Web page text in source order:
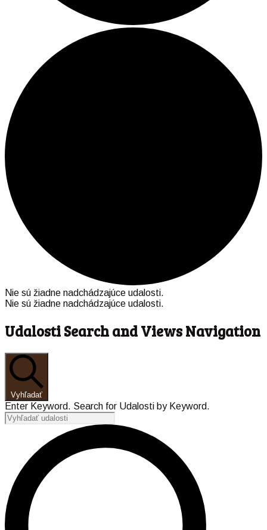
Nie sú žiadne nadchádzajúce udalosti.
Nie sú žiadne nadchádzajúce udalosti.
Udalosti Search and Views Navigation
Vyhľadať
Enter Keyword. Search for Udalosti by Keyword.